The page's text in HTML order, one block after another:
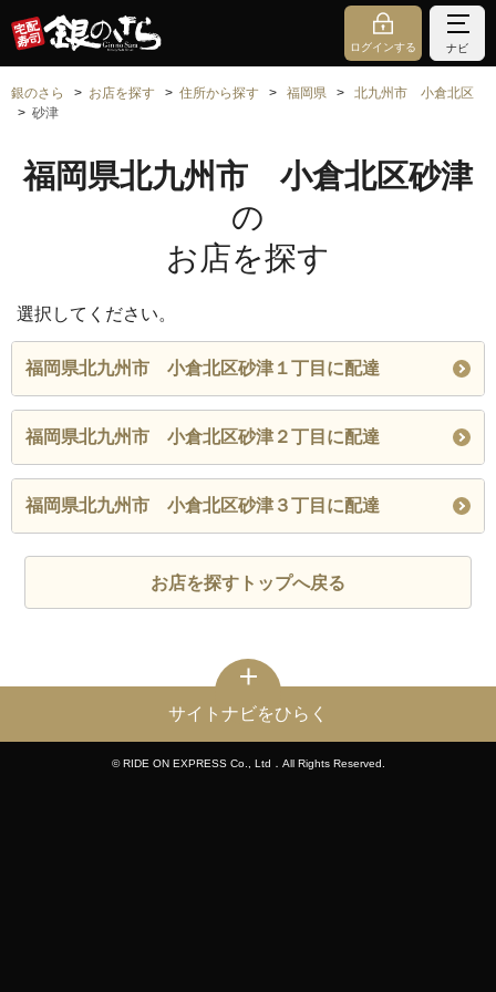
ログインする ナビ
銀のさら お店を探す 住所から探す 福岡県
北九州市 小倉北区
砂津
福岡県北九州市 小倉北区砂津
の
お店を探す
選択してください。
福岡県北九州市 小倉北区砂津１丁目に配達
福岡県北九州市 小倉北区砂津２丁目に配達
福岡県北九州市 小倉北区砂津３丁目に配達
お店を探すトップへ戻る
サイトナビをひらく
© RIDE ON EXPRESS Co., Ltd．All Rights Reserved.